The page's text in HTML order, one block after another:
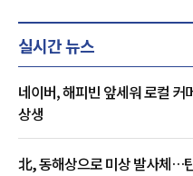
실시간 뉴스
네이버, 해피빈 앞세워 로컬
상생
北, 동해상으로 미상 발사체…